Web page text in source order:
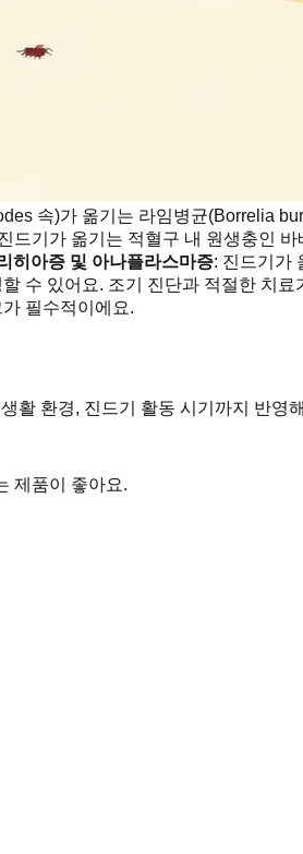
속)가 옮기는 라임병균(Borrelia
드기가 옮기는 적혈구 내 원생충인
히아증 및 아나플라스마증: 진드기가
수 있어요. 조기 진단과 적절한 치
필수적이에요.
활 환경, 진드기 활동 시기까지 반영
제품이 좋아요.